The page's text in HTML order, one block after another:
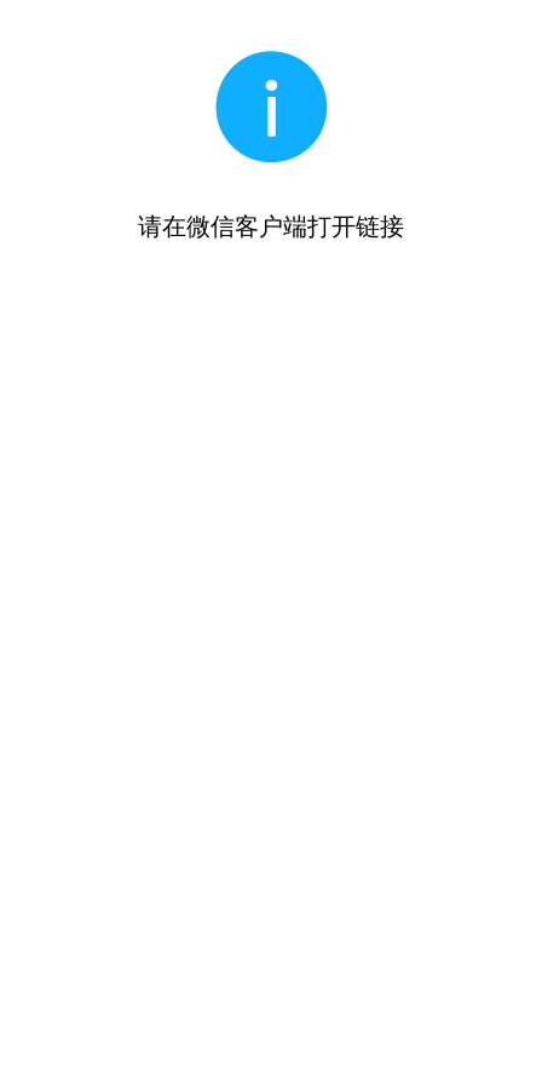
请在微信客户端打开链接